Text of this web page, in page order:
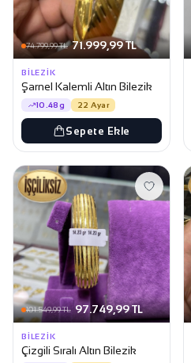
74.799,99 TL 71.999,99 TL
BILEZIK
Şarnel Kalemli Altın Bilezik
10.48g 22 Ayar
Sepete Ekle
101.549,99 TL 97.749,99 TL
BILEZIK
Çizgili Sıralı Altın Bilezik